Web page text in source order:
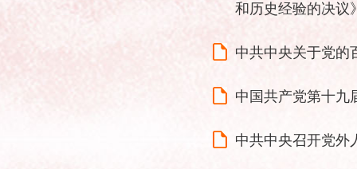
和历史经验的决议
中共中央关于党的
中国共产党第十九
中共中央召开党外